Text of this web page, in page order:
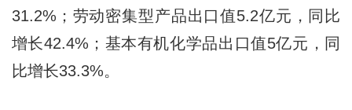
31.2%；劳动密集型产品出口值5.2亿元，同比
增长42.4%；基本有机化学品出口值5亿元，同
比增长33.3%。